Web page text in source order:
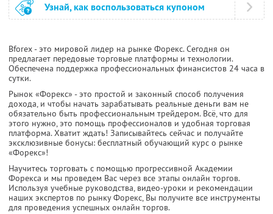
Узнай, как воспользоваться купоном
Bforex - это мировой лидер на рынке Форекс. Сегодня он
предлагает передовые торговые платформы и технологии.
Обеспечена поддержка профессиональных финансистов 24 часа в
сутки.
Рынок «Форекс» - это простой и законный способ получения
дохода, и чтобы начать зарабатывать реальные деньги вам не
обязательно быть профессиональным трейдером. Всё, что для
этого нужно, это помощь профессионалов и удобная торговая
платформа. Хватит ждать! Записывайтесь сейчас и получайте
эксклюзивные бонусы: бесплатный обучающий курс о рынке
«Форекс»!
Научитесь торговать с помощью прогрессивной Академии
Форекса и мы проведем Вас через все этапы онлайн торгов.
Используя учебные руководства, видео-уроки и рекомендации
наших экспертов по рынку Форекс, Вы получите все инструменты
для проведения успешных онлайн торгов.